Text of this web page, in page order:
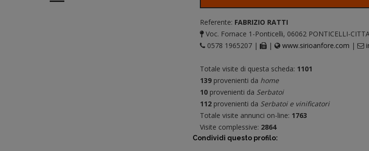
Referente: FABRIZIO RATTI
Voc. Fornace 1-Ponticelli, 06062 PONTICELLI-
0578 1965207 |
| www.sirioanfore.com |
Totale visite di questa scheda: 1101
139provenienti da home
10provenienti da Serbatoi
112provenienti da Serbatoi e vinificatori
Totale visite annunci on-line: 1763
Visite complessive: 2864
Condividi questo profilo: